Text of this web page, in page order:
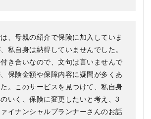
、母親の紹介で保険に加入していま
私自身は納得していませんでした。
き合いなので、文句は言いませんで
、保険金額や保障内容に疑問が多くあ
た。このサービスを見つけて、私自身
いく、保険に変更したいと考え、3
ァイナンシャルプランナーさんのお話